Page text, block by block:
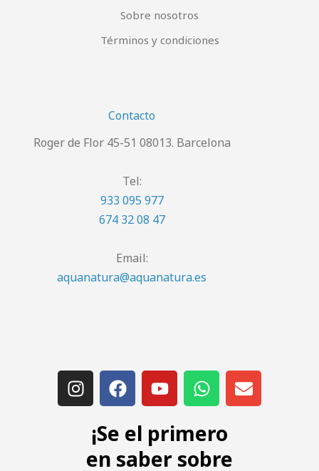
Sobre nosotros
Términos y condiciones
Contacto
Roger de Flor 45-51 08013. Barcelona
Tel:
933 095 977
674 32 08 47
Email:
aquanatura@aquanatura.es
¡Se el primero
en saber sobre